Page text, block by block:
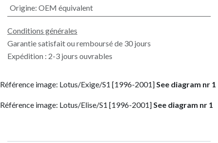
Origine: OEM équivalent
Conditions générales
Garantie satisfait ou remboursé de 30 jours
Expédition : 2-3 jours ouvrables
Référence image: Lotus/Exige/S1 [1996-2001] See diagram nr 1
Référence image: Lotus/Elise/S1 [1996-2001] See diagram nr 1